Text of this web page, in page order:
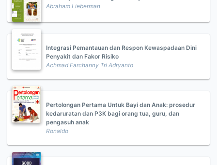
Abraham Lieberman
Integrasi Pemantauan dan Respon Kewaspadaan Dini
Penyakit dan Fakor Risiko
Achmad Farchanny Tri Adryanto
Pertolongan Pertama Untuk Bayi dan Anak: prosedur
kedaruratan dan P3K bagi orang tua, guru, dan
pengasuh anak
Ronaldo